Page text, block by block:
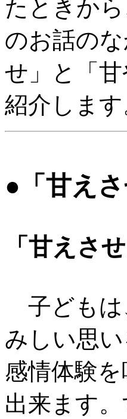
たときか
のお話の
せ」と「
紹介します
●「甘え
「甘えさせ
子どもは
みしい思
感情体験
出来ます